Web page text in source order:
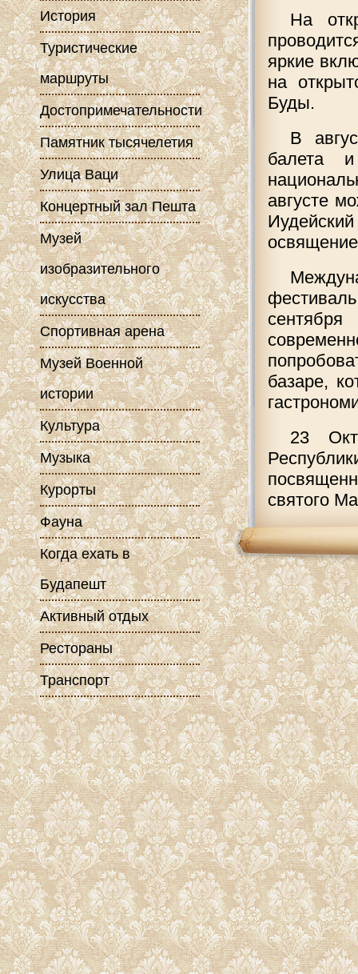
На
яркие
на
Буды.
В
балета
августе
базаре,
23
святого
История
Туристические
маршруты
Достопримечательности
Памятник тысячелетия
Улица Ваци
Концертный зал Пешта
Музей
изобразительного
искусства
Спортивная арена
Музей Военной
истории
Культура
Музыка
Курорты
Фауна
Когда ехать в
Будапешт
Активный отдых
Рестораны
Транспорт